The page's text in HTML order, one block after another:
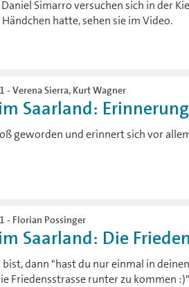
Simarro versuchen sich in der
hatte, sehen sie im Video.
- Verena Sierra, Kurt Wagner
Saarland:
geworden und erinnert sich vor
- Florian Possinger
Saarland: Die
dann "hast du nur einmal in
Friedensstrasse runter zu kommen